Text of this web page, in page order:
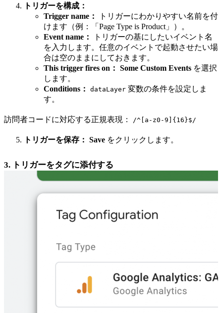
トリガーを構成：
Trigger name：
トリガーにわかりやすい名前を付
けます（例：「Page Type is Product」）。
Event name：
トリガーの基にしたいイベント名
を入力します。任意のイベントで起動させたい場
合は空のままにしておきます。
This trigger fires on： Some Custom Events を選択
します。
Conditions：
dataLayer 変数の条件を設定しま
す。
訪問者コードに対応する正規表現： /^[a-z0-9]{16}$/
トリガーを保存： Save をクリックします。
3. トリガーをタグに添付する